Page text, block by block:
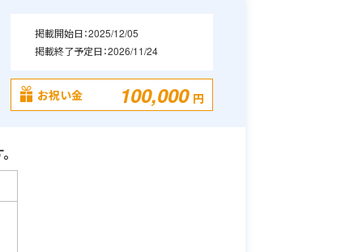
掲載開始日：2025/12/05
掲載終了予定日：2026/11/24
お祝い金 100,000 円